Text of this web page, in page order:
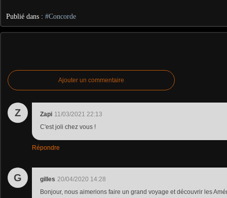
Publié dans : #Concorde
Ajouter un commentaire
Z Zapi 11/03/2021 22:13
C'est joli chez vous !
Répondre
G gilles 20/04/2020 14:28
Bonjour, nous aimerions faire un grand voyage et découvrir les